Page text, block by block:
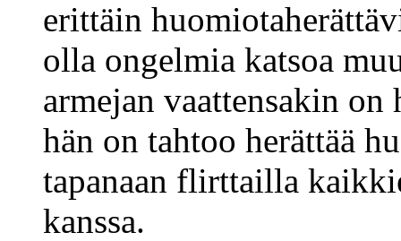
erittäin
olla ongelmia katsoa
armejan vaattensakin
hän on tahtoo herättää
tapanaan flirttailla
kanssa.